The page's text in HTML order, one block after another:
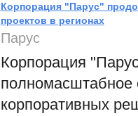
Корпорация "Парус"
проектов в регионах
Парус
Корпорация
полномасштабное
корпоративных